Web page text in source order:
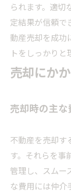
られます。適切
定結果が信頼で
動産売却を成功
トをしっかりと
売却にか
売却時の主
不動産を売却す
す。それらを事
管理し、スムー
な費用には仲介